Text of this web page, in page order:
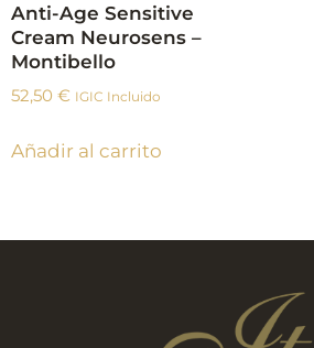
Anti-Age Sensitive
Cream Neurosens –
Montibello
52,50 € IGIC Incluido
Añadir al carrito